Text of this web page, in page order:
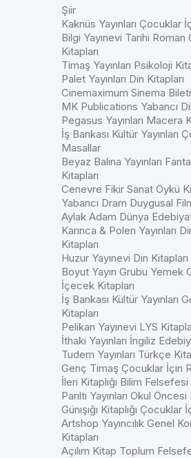
Şiir
Kaknüs Yayınları Çocuklar
Bilgi Yayınevi Tarihi Roman
Kitapları
Timaş Yayınları Psikoloji
Palet Yayınları Din Kitapları
Cinemaximum Sinema Bileti
MK Publications Yabancı
Pegasus Yayınları Macera
İş Bankası Kültür Yayınları
Masallar
Beyaz Balina Yayınları
Kitapları
Cenevre Fikir Sanat Öykü
Yabancı Dram Duygusal
Aylak Adam Dünya
Karınca & Polen Yayınları
Kitapları
Huzur Yayınevi Din Kitapları
Boyut Yayın Grubu Yemek
İçecek Kitapları
İş Bankası Kültür Yayınları
Kitapları
Pelikan Yayınevi LYS
İthaki Yayınları İngiliz
Tudem Yayınları Türkçe
Genç Timaş Çocuklar İçin
İleri Kitaplığı Bilim Felsefesi
Parıltı Yayınları Okul Öncesi
Günışığı Kitaplığı Çocuklar
Artshop Yayıncılık Genel
Kitapları
Açılım Kitap Toplum